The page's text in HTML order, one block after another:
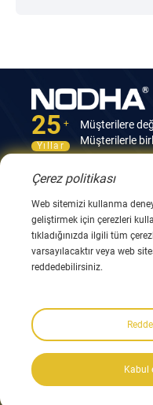
25 +
Yıllar
Müşterilere
Müşterilerle
Bize Ulaşın
12. Bina, No.9
0086 510 8580 8562
0086 152 5144 1199
Bizi takip edin:
Çerez politikası
Web sitemizi kullanma
geliştirmek için çerezleri
tıkladığınızda ilgili tüm
varsayılacaktır veya web
reddedebilirsiniz.
Kabul